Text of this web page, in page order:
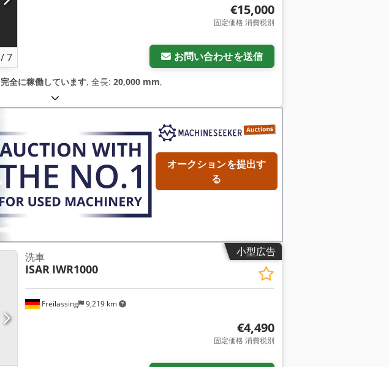
/7
€15,000
固定価格 消費税別
お問い合わせを送信
完全に稼働しています, 全長: 20,000 mm,
オークションを提出す
る
小型広告
Freilassing 9,219 km
洗車
ISAR IWR1000
€4,490
固定価格 消費税別